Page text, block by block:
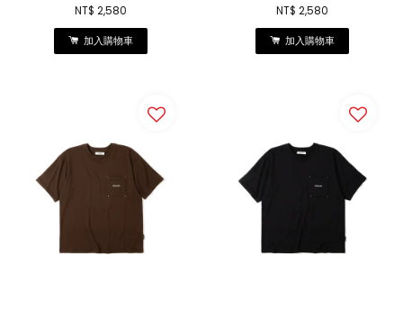
NT$ 2,580
加入購物車
NT$ 2,580
加入購物車